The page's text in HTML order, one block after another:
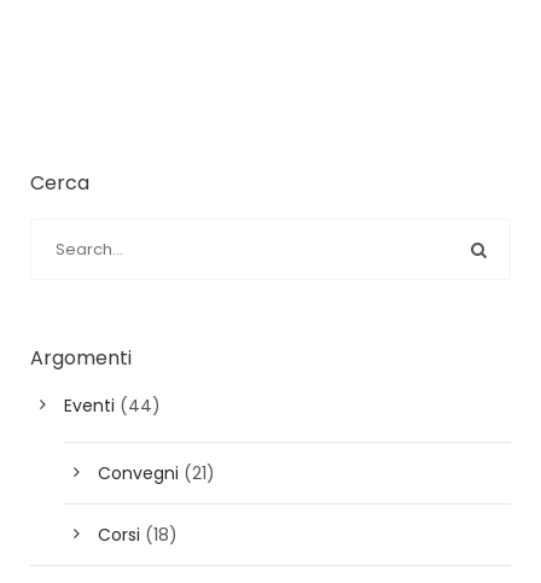
Cerca
Argomenti
Eventi (44)
Convegni (21)
Corsi (18)